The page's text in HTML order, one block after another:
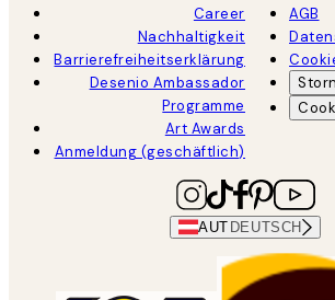
Career
Nachhaltigkeit
Barrierefreiheitserklärung
Desenio Ambassador
Programme
Art Awards
Anmeldung (geschäftlich)
AGB
AUT DEUTSCH